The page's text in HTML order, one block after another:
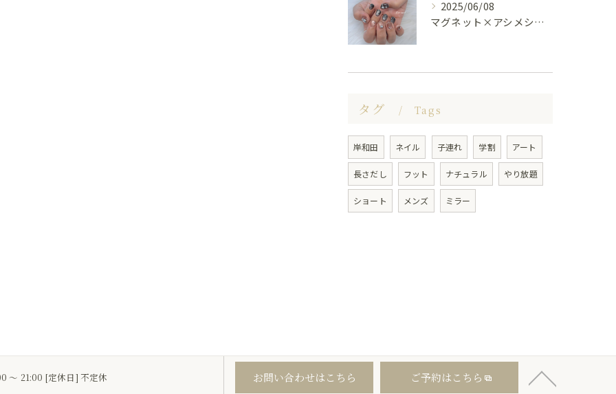
2025/06/08
マグネット×アシメシルバー nail🤍🩶
タグ Tags
岸和田 ネイル 子連れ 学割 アート
長さだし フット ナチュラル やり放題
ショート メンズ ミラー
～ 21:00 [定休日] 不定休 お問い合わせはこちら ご予約はこちら